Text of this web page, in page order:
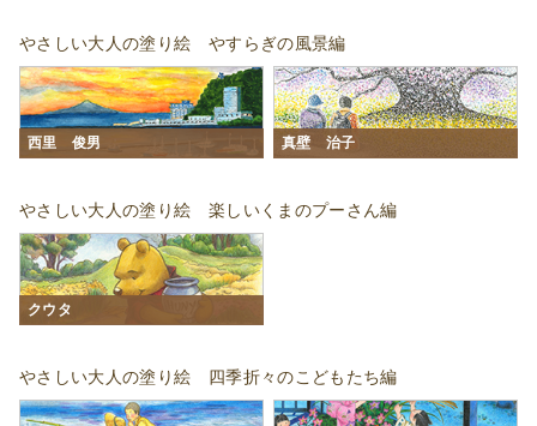
やさしい大人の塗り絵 やすらぎの風景編
西里 俊男 真壁 治子
やさしい大人の塗り絵 楽しいくまのプーさん編
クウタ
やさしい大人の塗り絵 四季折々のこどもたち編